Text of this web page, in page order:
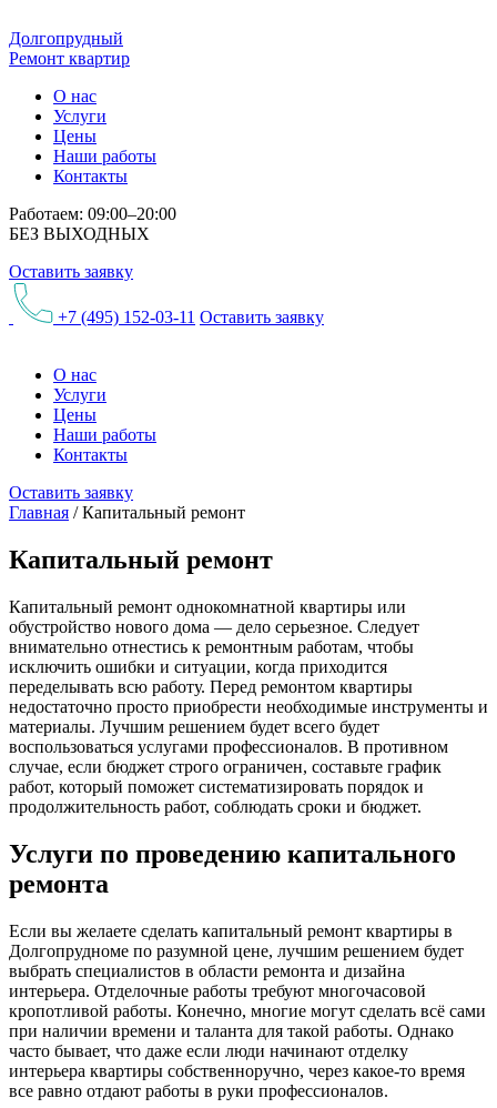
Долгопрудный
Ремонт квартир
О нас
Услуги
Цены
Наши работы
Контакты
Работаем: 09:00–20:00
БЕЗ ВЫХОДНЫХ
Оставить заявку
+7 (495) 152-03-11 Оставить заявку
О нас
Услуги
Цены
Наши работы
Контакты
Оставить заявку
Главная / Капитальный ремонт
Капитальный ремонт
Капитальный ремонт однокомнатной квартиры или
обустройство нового дома — дело серьезное. Следует
внимательно отнестись к ремонтным работам, чтобы
исключить ошибки и ситуации, когда приходится
переделывать всю работу. Перед ремонтом квартиры
недостаточно просто приобрести необходимые инструменты и
материалы. Лучшим решением будет всего будет
воспользоваться услугами профессионалов. В противном
случае, если бюджет строго ограничен, составьте график
работ, который поможет систематизировать порядок и
продолжительность работ, соблюдать сроки и бюджет.
Услуги по проведению капитального
ремонта
Если вы желаете сделать капитальный ремонт квартиры в
Долгопрудноме по разумной цене, лучшим решением будет
выбрать специалистов в области ремонта и дизайна
интерьера. Отделочные работы требуют многочасовой
кропотливой работы. Конечно, многие могут сделать всё сами
при наличии времени и таланта для такой работы. Однако
часто бывает, что даже если люди начинают отделку
интерьера квартиры собственноручно, через какое-то время
все равно отдают работы в руки профессионалов.